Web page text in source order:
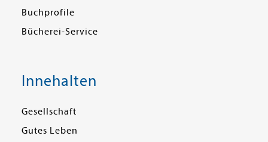
Buchprofile
Bücherei-Service
Innehalten
Gesellschaft
Gutes Leben